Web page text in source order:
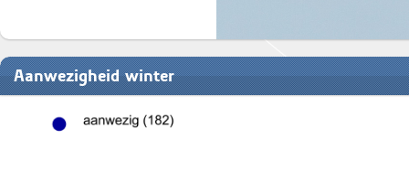
Aanwezigheid winter